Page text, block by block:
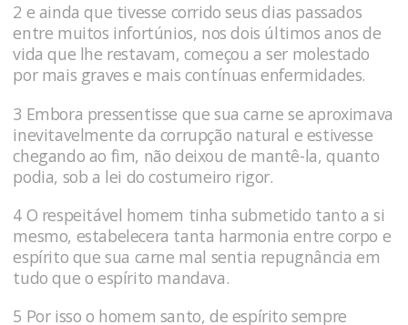
2 e ainda que tivesse corrido seus dias passados
entre muitos infortúnios, nos dois últimos anos de
vida que lhe restavam, começou a ser molestado
por mais graves e mais contínuas enfermidades.
3 Embora pressentisse que sua carne se aproximava
inevitavelmente da corrupção natural e estivesse
chegando ao fim, não dei­xou de mantê-la, quanto
podia, sob a lei do costumeiro rigor.
4 O respeitável homem tinha submetido tanto a si
mesmo, estabelecera tanta harmonia entre corpo e
espírito que sua carne mal sen­tia repugnância em
tudo que o espírito mandava.
5 Por isso o homem santo, de espí­rito sempre